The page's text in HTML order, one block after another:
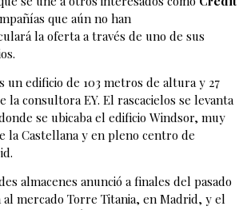
que aún no han
la oferta a través de uno de sus
un edificio de 103 metros de altura y 27
la consultora EY. El rascacielos se levanta
se ubicaba el edificio Windsor, muy
la Castellana y en pleno centro de
almacenes anunció a finales del pasado
al mercado Torre Titania, en Madrid, y el